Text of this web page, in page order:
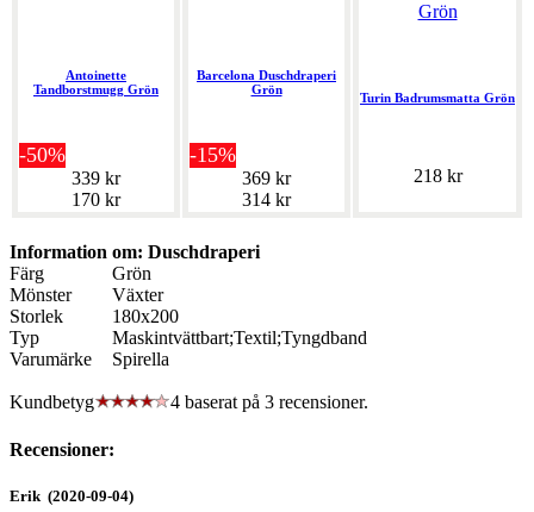
Antoinette
Tandborstmugg Grön
-50%
339 kr
170 kr
Barcelona Duschdraperi
Grön
-15%
369 kr
314 kr
Turin Badrumsmatta Grön
218 kr
Information om: Duschdraperi
Färg
Grön
Mönster
Växter
Storlek
180x200
Typ
Maskintvättbart;Textil;Tyngdband
Varumärke
Spirella
Kundbetyg 4 baserat på 3 recensioner.
Recensioner:
Erik (2020-09-04)